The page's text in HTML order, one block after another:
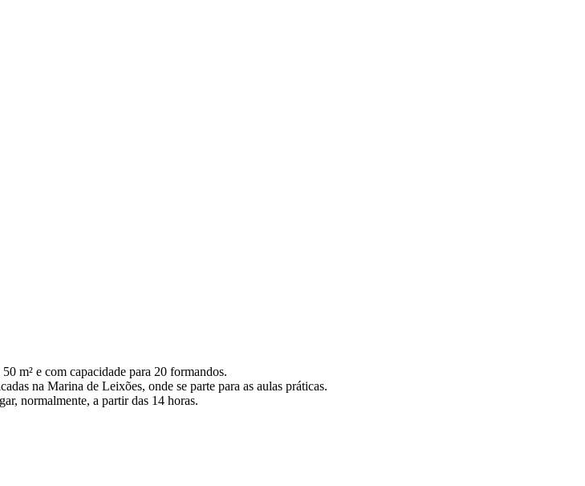
m² e com capacidade para 20 formandos.
na Marina de Leixões, onde se parte para as aulas práticas.
normalmente, a partir das 14 horas.